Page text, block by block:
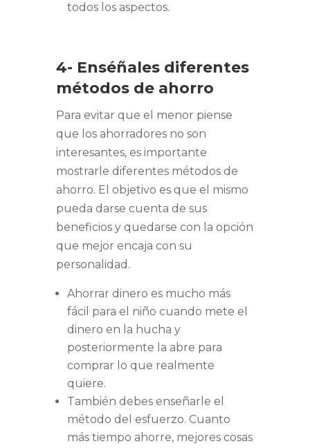
todos los aspectos.
4- Enséñales diferentes
métodos de ahorro
Para evitar que el menor piense
que los ahorradores no son
interesantes, es importante
mostrarle diferentes métodos de
ahorro. El objetivo es que el mismo
pueda darse cuenta de sus
beneficios y quedarse con la opción
que mejor encaja con su
personalidad.
Ahorrar dinero es mucho más
fácil para el niño cuando mete el
dinero en la hucha y
posteriormente la abre para
comprar lo que realmente
quiere.
También debes enseñarle el
método del esfuerzo. Cuanto
más tiempo ahorre, mejores cosas